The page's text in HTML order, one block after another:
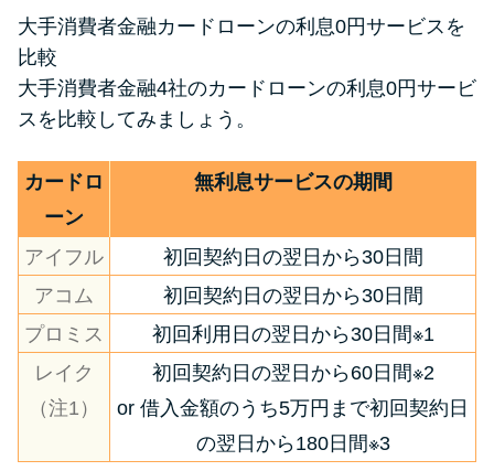
大手消費者金融カードローンの利息0円サービスを
比較
大手消費者金融4社のカードローンの利息0円サービ
スを比較してみましょう。
カードロ
ーン
無利息サービスの期間
アイフル
初回契約日の翌日から30日間
アコム
初回契約日の翌日から30日間
プロミス
初回利用日の翌日から30日間※1
レイク
（注1）
初回契約日の翌日から60日間※2
or 借入金額のうち5万円まで初回契約日
の翌日から180日間※3